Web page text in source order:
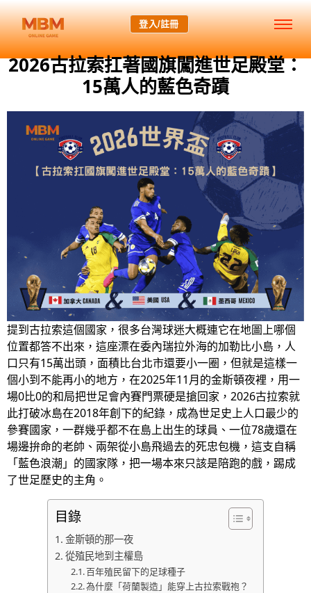
登入/註冊
2026古拉索扛著國旗闖進世足殿堂：
15萬人的藍色奇蹟
提到古拉索這個國家，很多台灣球迷大概連它在地圖上哪個
位置都答不出來，這座漂在委內瑞拉外海的加勒比小島，人
口只有15萬出頭，面積比台北市還要小一圈，但就是這樣一
個小到不能再小的地方，在2025年11月的金斯頓夜裡，用一
場0比0的和局把世足會內賽門票硬是搶回家，2026古拉索就
此打破冰島在2018年創下的紀錄，成為世足史上人口最少的
參賽國家，一群幾乎都不在島上出生的球員、一位78歲還在
場邊拚命的老帥、兩架從小島飛過去的死忠包機，這支自稱
「藍色浪潮」的國家隊，把一場本來只該是陪跑的戲，踢成
了世足歷史的主角。
目錄
金斯頓的那一夜
從殖民地到主權島
百年殖民留下的足球種子
為什麼「荷蘭製造」能穿上古拉索戰袍？